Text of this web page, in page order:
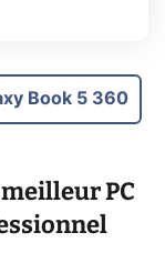
Book 5 360
PC